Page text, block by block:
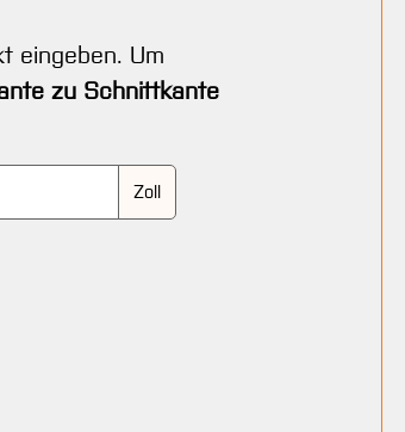
eingeben. Um
zu Schnittkante
Zoll